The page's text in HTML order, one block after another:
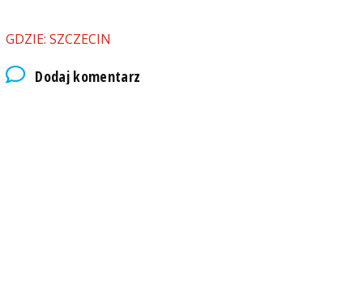
GDZIE: SZCZECIN
Dodaj komentarz